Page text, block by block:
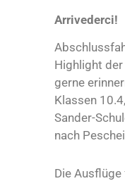
Arrivederci!
Highlight der
gerne
Klassen
Sander-
nach
Die